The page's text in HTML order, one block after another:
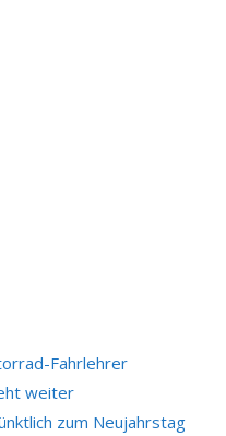
Fahrlehrer
weiter
zum Neujahrstag